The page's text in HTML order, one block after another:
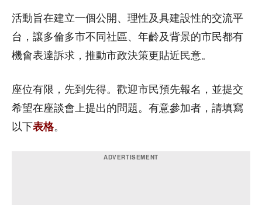
活動旨在建立一個公開、理性及具建設性的交流平
台，讓多倫多市不同社區、年齡及背景的市民都有
機會表達訴求，推動市政決策更貼近民意。
座位有限，先到先得。歡迎市民預先報名，並提交
希望在座談會上提出的問題。有意參加者，請填寫
以下表格。